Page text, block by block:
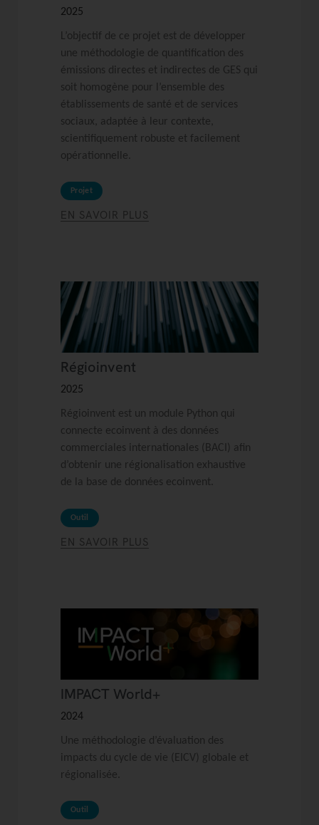
2025
L’objectif de ce projet est de développer
une méthodologie de quantification des
émissions directes et indirectes de GES qui
soit homogène pour l’ensemble des
établissements de santé et de services
sociaux, adaptée à leur contexte,
scientifiquement robuste et facilement
opérationnelle.
Projet
EN SAVOIR PLUS
Régioinvent
2025
Régioinvent est un module Python qui
connecte ecoinvent à des données
commerciales internationales (BACI) afin
d’obtenir une régionalisation exhaustive
de la base de données ecoinvent.
Outil
EN SAVOIR PLUS
IMPACT World+
2024
Une méthodologie d’évaluation des
impacts du cycle de vie (EICV) globale et
régionalisée.
Outil